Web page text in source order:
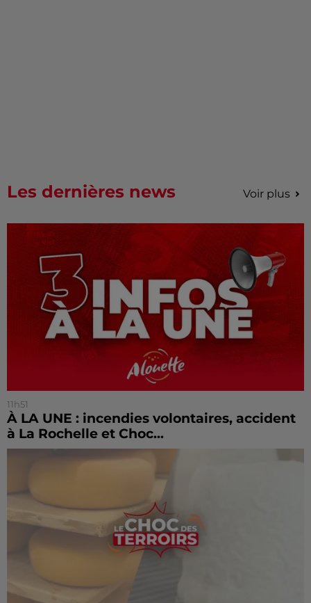
Les dernières news Voir plus
11h51
À LA UNE : incendies volontaires, accident
à La Rochelle et Choc...